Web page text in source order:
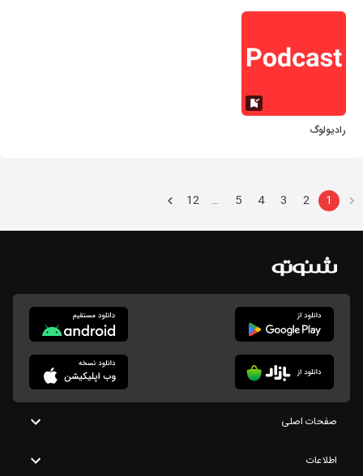
رادیولوگ
1
2
3
4
5
…
12
صفحات اصلی
اطلاعات